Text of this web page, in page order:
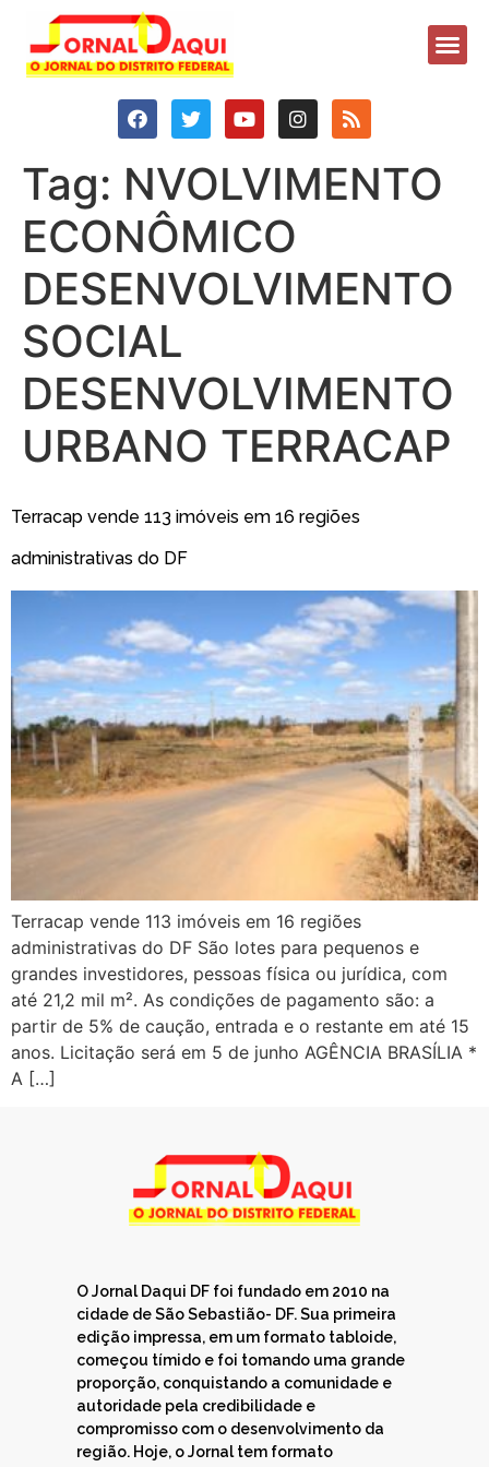
Tag: NVOLVIMENTO
ECONÔMICO
DESENVOLVIMENTO
SOCIAL
DESENVOLVIMENTO
URBANO TERRACAP
Terracap vende 113 imóveis em 16 regiões
administrativas do DF
Terracap vende 113 imóveis em 16 regiões
administrativas do DF São lotes para pequenos e
grandes investidores, pessoas física ou jurídica, com
até 21,2 mil m². As condições de pagamento são: a
partir de 5% de caução, entrada e o restante em até 15
anos. Licitação será em 5 de junho AGÊNCIA BRASÍLIA *
A […]
O Jornal Daqui DF foi fundado em 2010 na
cidade de São Sebastião- DF. Sua primeira
edição impressa, em um formato tabloide,
começou tímido e foi tomando uma grande
proporção, conquistando a comunidade e
autoridade pela credibilidade e
compromisso com o desenvolvimento da
região. Hoje, o Jornal tem formato